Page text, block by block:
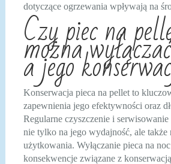
dotyczące ogrzewania wpływają na
Czy piec na
można
a jego
Konserwacja pieca na pellet to
zapewnienia jego efektywności oraz
Regularne czyszczenie i serwisowanie
nie tylko na jego wydajność, ale także
użytkowania. Wyłączanie pieca na
konsekwencje związane z